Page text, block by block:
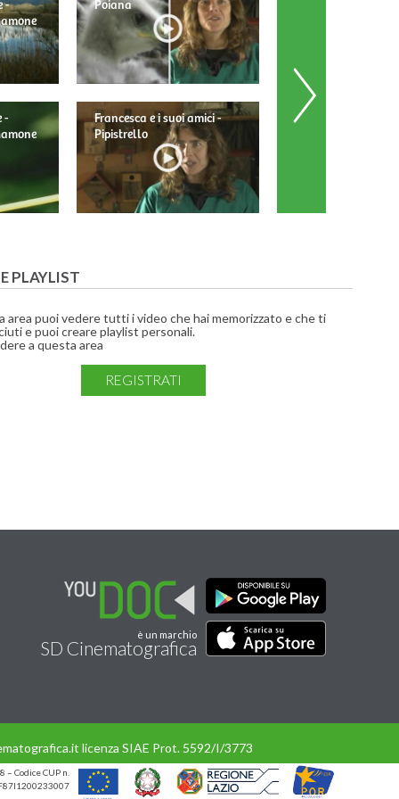
-
-
Poiana
Francesca e i suoi amici -
Pipistrello
Francesca e i suoi
PLAYLIST
area puoi vedere tutti i video che hai memorizzato e che ti
e puoi creare playlist personali.
a questa area
REGISTRATI
è un marchio
SD Cinematografica
licenza SIAE Prot. 5592/I/3773
– Codice CUP n.